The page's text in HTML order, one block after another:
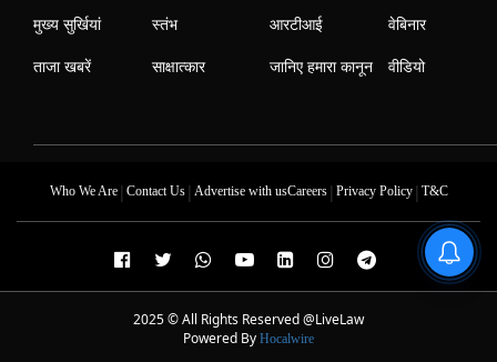
मुख्य सुर्खियां
ताजा खबरें
स्तंभ
साक्षात्कार
आरटीआई
जानिए हमारा कानून
वेबिनार
वीडियो
Who We Are| Contact Us| Advertise with usCareers| Privacy Policy| T&C
2025 © All Rights Reserved @LiveLaw
Powered By Hocalwire